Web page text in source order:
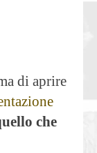
di aprire
che